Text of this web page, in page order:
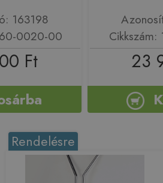
163198
0020-00
Ft 23
Rendelésre